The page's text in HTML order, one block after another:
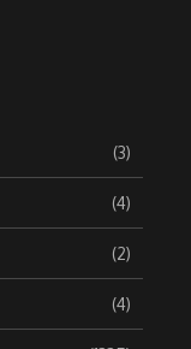
(3)
(4)
(2)
(4)